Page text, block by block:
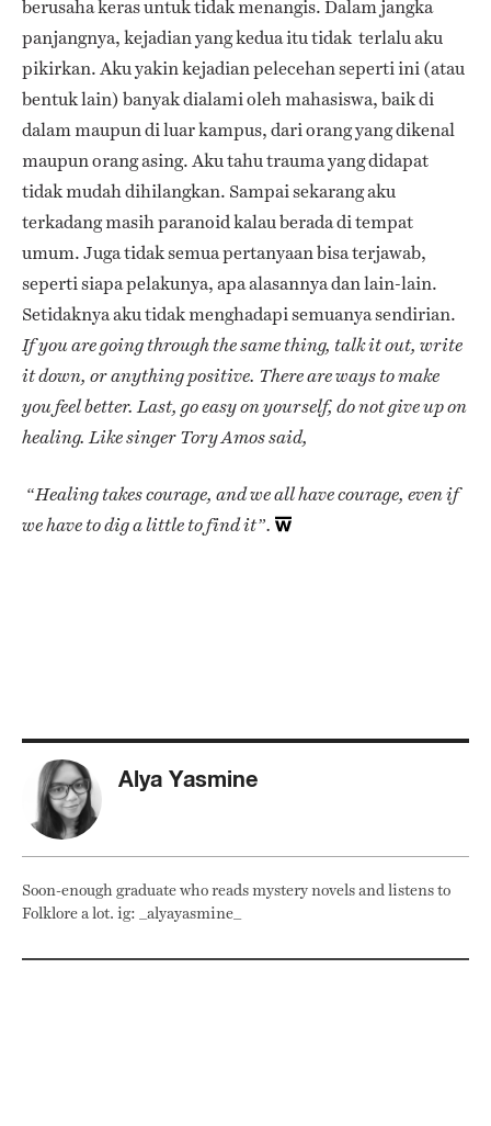
berusaha keras untuk tidak menangis. Dalam jangka
panjangnya, kejadian yang kedua itu tidak terlalu aku
pikirkan. Aku yakin kejadian pelecehan seperti ini (atau
bentuk lain) banyak dialami oleh mahasiswa, baik di
dalam maupun di luar kampus, dari orang yang dikenal
maupun orang asing. Aku tahu trauma yang didapat
tidak mudah dihilangkan. Sampai sekarang aku
terkadang masih paranoid kalau berada di tempat
umum. Juga tidak semua pertanyaan bisa terjawab,
seperti siapa pelakunya, apa alasannya dan lain-lain.
Setidaknya aku tidak menghadapi semuanya sendirian.
If you are going through the same thing, talk it out, write
it down, or anything positive. There are ways to make
you feel better. Last, go easy on yourself, do not give up on
healing. Like singer Tory Amos said,
“Healing takes courage, and we all have courage, even if
we have to dig a little to find it”.
Alya Yasmine
Soon-enough graduate who reads mystery novels and listens to
Folklore a lot. ig: _alyayasmine_